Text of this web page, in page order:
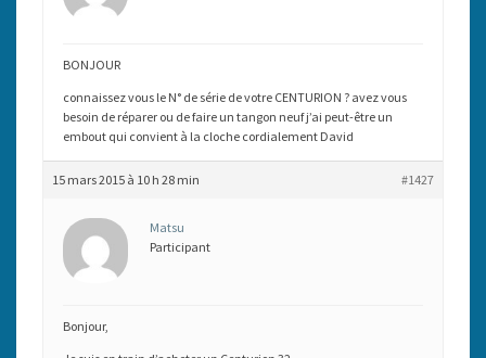
BONJOUR
connaissez vous le N° de série de votre CENTURION ? avez vous
besoin de réparer ou de faire un tangon neuf j’ai peut-être un
embout qui convient à la cloche cordialement David
15 mars 2015 à 10 h 28 min #1427
Matsu
Participant
Bonjour,